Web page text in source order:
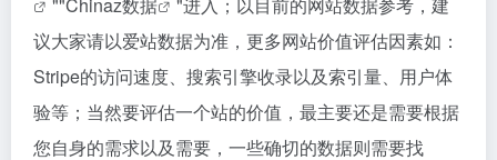
议大家请以爱站数据为准，更多网站价值评估因素如：
Stripe的访问速度、搜索引擎收录以及索引量、用户体
验等；当然要评估一个站的价值，最主要还是需要根据
您自身的需求以及需要，一些确切的数据则需要找